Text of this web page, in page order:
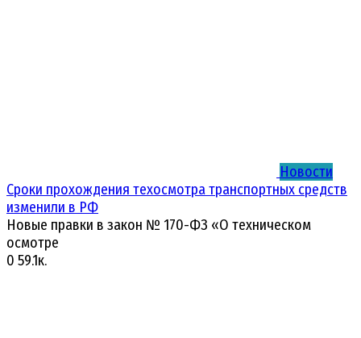
Новости
Сроки прохождения техосмотра транспортных средств
изменили в РФ
Новые правки в закон № 170-ФЗ «О техническом
осмотре
0 59.1к.